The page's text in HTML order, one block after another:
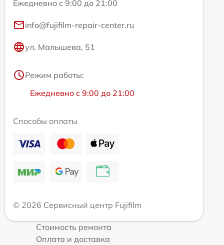
Ежедневно с 9:00 до 21:00
info@fujifilm-repair-center.ru
ул. Малышева, 51
Режим работы:
Ежедневно с 9:00 до 21:00
Способы оплаты
© 2026 Сервисный центр Fujifilm
Стоимость ремонта
Оплата и доставка